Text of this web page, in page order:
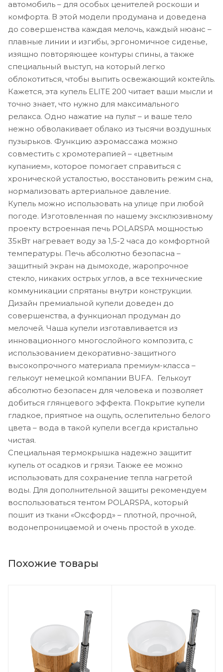
автомобиль – для особых ценителей роскоши и
комфорта. В этой модели продумана и доведена
до совершенства каждая мелочь, каждый нюанс –
плавные линии и изгибы, эргономичное сиденье,
изящно повторяющее контуры спины, а также
специальный выступ, на который легко
облокотиться, чтобы выпить освежающий коктейль.
Кажется, эта купель ELITE 200 читает ваши мысли и
точно знает, что нужно для максимального
релакса. Одно нажатие на пульт – и ваше тело
нежно обволакивает облако из тысячи воздушных
пузырьков. Функцию аэромассажа можно
совместить с хромотерапией – «цветным
купанием», которое помогает справиться с
хронической усталостью, восстановить режим сна,
нормализовать артериальное давление.
Купель можно использовать на улице при любой
погоде. Изготовленная по нашему эксклюзивному
проекту встроенная печь POLARSPA мощностью
35кВт нагревает воду за 1,5-2 часа до комфортной
температуры. Печь абсолютно безопасна –
защитный экран на дымоходе, жаропрочное
стекло, никаких острых углов, а все технические
коммуникации спрятаны внутри конструкции.
Дизайн премиальной купели доведен до
совершенства, а функционал продуман до
мелочей. Чаша купели изготавливается из
инновационного многослойного композита, с
использованием декоративно-защитного
высокопрочного материала премиум-класса –
гелькоут немецкой компании BUFA. Гелькоут
абсолютно безопасен для человека и позволяет
добиться глянцевого эффекта. Покрытие купели
гладкое, приятное на ощупь, ослепительно белого
цвета – вода в такой купели всегда кристально
чистая.
Специальная термокрышка надежно защитит
купель от осадков и грязи. Также ее можно
использовать для сохранение тепла нагретой
воды. Для дополнительной защиты рекомендуем
воспользоваться тентом POLARSPA, который
пошит из ткани «Оксфорд» – плотной, прочной,
водонепроницаемой и очень простой в уходе.
Похожие товары